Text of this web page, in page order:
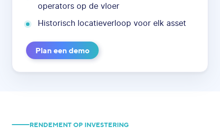
operators op de vloer
Historisch locatieverloop voor elk asset
Plan een demo
RENDEMENT OP INVESTERING